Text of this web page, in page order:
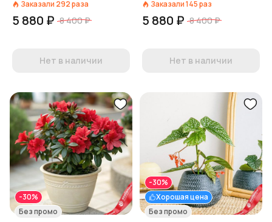
Заказали 292раза
5 880 ₽ 8 400 ₽
Нет в наличии
Заказали145раз
5 880 ₽ 8 400 ₽
Нет в наличии
-30%
Без промо
Хорошая цена
-30%
Без промо